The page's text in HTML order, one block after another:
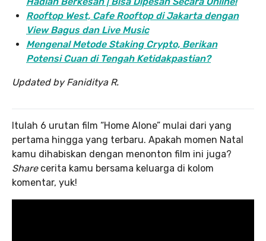
Rooftop West, Cafe Rooftop di Jakarta dengan
View Bagus dan Live Music
Mengenal Metode Staking Crypto, Berikan
Potensi Cuan di Tengah Ketidakpastian?
Updated by Faniditya R.
Itulah 6 urutan film “Home Alone” mulai dari yang
pertama hingga yang terbaru. Apakah momen Natal
kamu dihabiskan dengan menonton film ini juga?
Share cerita kamu bersama keluarga di kolom
komentar, yuk!